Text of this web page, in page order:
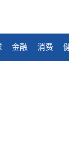
金融 消费